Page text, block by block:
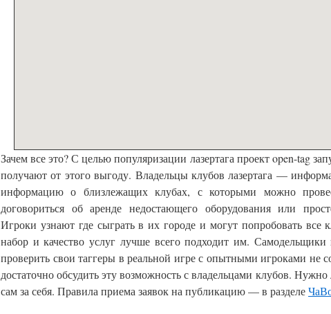
Зачем все это? С целью популяризации лазертага проект open-tag
получают от этого выгоду. Владельцы клубов лазертага —
информацию о близлежащих клубах, с которыми можно
договориться об аренде недостающего оборудования или
Игроки узнают где сыграть в их городе и могут попробовать все
набор и качество услуг лучше всего подходит им. Самодельщики
проверить свои таггеры в реальной игре с опытными игроками не
достаточно обсудить эту возможность с владельцами клубов.
сам за себя. Правила приема заявок на публикацию — в разделе